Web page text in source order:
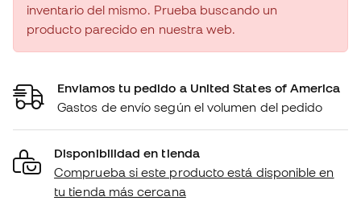
inventario del mismo. Prueba buscando un
producto parecido en nuestra web.
Enviamos tu pedido a United States of America
Gastos de envío según el volumen del pedido
Disponibilidad en tienda
Comprueba si este producto está disponible en
tu tienda más cercana